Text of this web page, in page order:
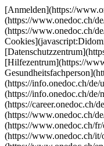
[Anmelden](https://
(https://www.onedoc.ch/
(https://www.onedoc.ch/
[Hilfezentrum](https://
(https://info.onedoc.ch/de/
(https://info.onedoc.ch/
(https://career.onedoc.ch/
(https://www.onedoc.ch/
(https://www.onedoc.ch/
(https://www.onedoc.ch/